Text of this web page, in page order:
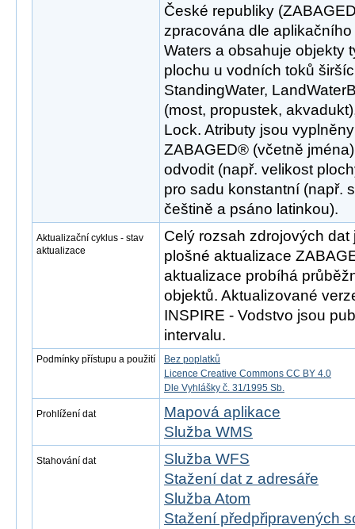
České republiky
zpracována dle
Waters a obsahuje objekty
plochu u vodních toků
StandingWater,
(most, propustek,
Lock. Atributy jsou
ZABAGED® (včetně
odvodit (např. velikost
pro sadu konstantní (např.
češtině a psáno latinkou).
Aktualizační cyklus - stav
aktualizace
Celý rozsah zdrojových
plošné aktualizace
aktualizace probíhá
objektů. Aktualizované
INSPIRE - Vodstvo jsou
intervalu.
Podmínky přístupu a použití
Bez poplatků
Licence Creative Commons CC BY 4.0
Dle Vyhlášky č. 31/1995 Sb.
Prohlížení dat
Mapová aplikace
Služba WMS
Stahování dat
Služba WFS
Stažení dat z adresáře
Služba Atom
Stažení předpřipravených